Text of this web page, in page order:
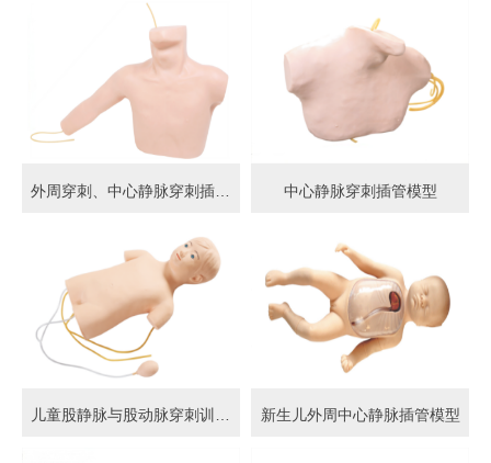
外周穿刺、中心静脉穿刺插管模型 中心静脉穿刺插管模型
儿童股静脉与股动脉穿刺训练模型 新生儿外周中心静脉插管模型